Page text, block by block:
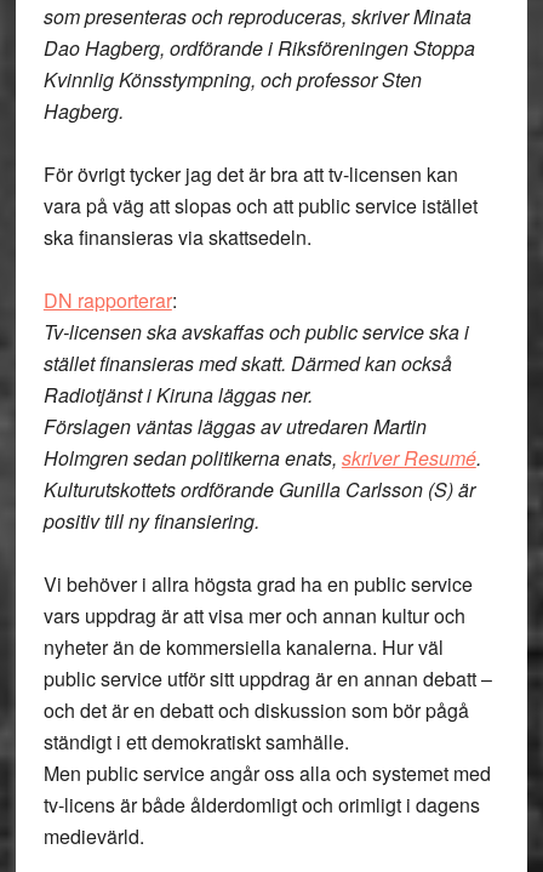
som presenteras och reproduceras, skriver Minata
Dao Hagberg, ordförande i Riksföreningen Stoppa
Kvinnlig Könsstympning, och professor Sten
Hagberg.
För övrigt tycker jag det är bra att tv-licensen kan
vara på väg att slopas och att public service istället
ska finansieras via skattsedeln.
DN rapporterar:
Tv-licensen ska avskaffas och public service ska i
stället finansieras med skatt. Därmed kan också
Radiotjänst i Kiruna läggas ner.
Förslagen väntas läggas av utredaren Martin
Holmgren sedan politikerna enats, skriver Resumé.
Kulturutskottets ordförande Gunilla Carlsson (S) är
positiv till ny finansiering.
Vi behöver i allra högsta grad ha en public service
vars uppdrag är att visa mer och annan kultur och
nyheter än de kommersiella kanalerna. Hur väl
public service utför sitt uppdrag är en annan debatt –
och det är en debatt och diskussion som bör pågå
ständigt i ett demokratiskt samhälle.
Men public service angår oss alla och systemet med
tv-licens är både ålderdomligt och orimligt i dagens
medievärld.